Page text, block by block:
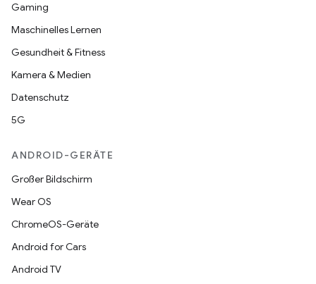
Gaming
Maschinelles Lernen
Gesundheit & Fitness
Kamera & Medien
Datenschutz
5G
ANDROID-GERÄTE
Großer Bildschirm
Wear OS
ChromeOS-Geräte
Android for Cars
Android TV